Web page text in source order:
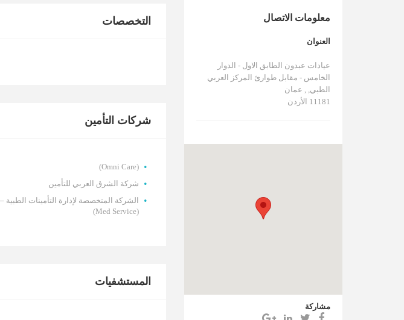
معلومات الاتصال
العنوان
عيادات عبدون الطابق الاول - الدوار
الخامس - مقابل طوارئ المركز العربي
الطبي, , عمان
11181 الأردن
مشاركة
التخصصات
شركات التأمين
(Omni Care)
شركة الشرق العربي للتأمين
الشركة المتخصصة لإدارة التأمينات الطبية –
(Med Service)
المستشفيات